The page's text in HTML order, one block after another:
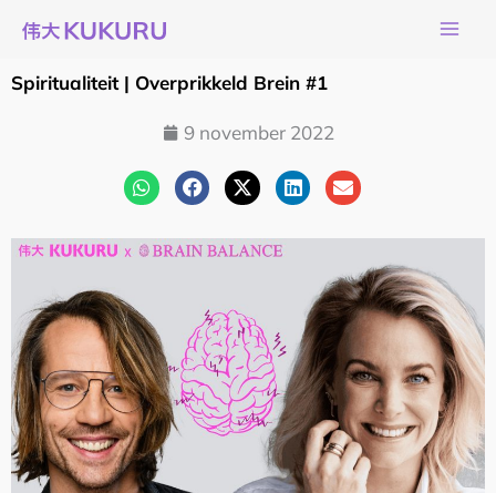
naar
deSpiritualiteit | Overprikkeld Brein #1
9 november 2022